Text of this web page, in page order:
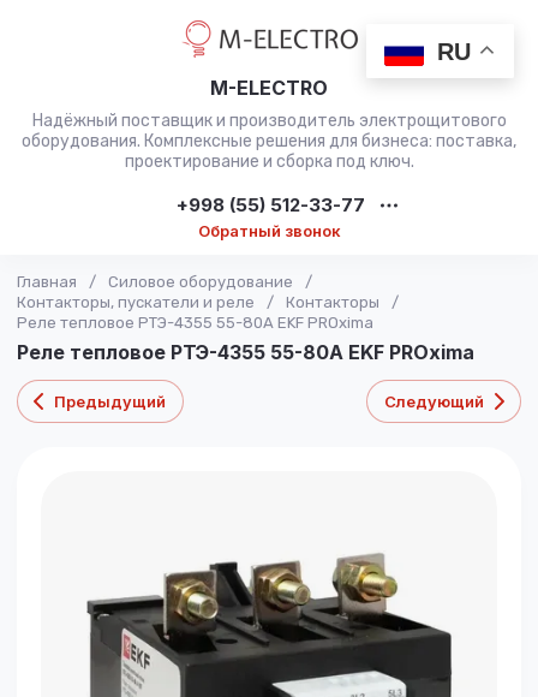
RU
M-ELECTRO
Надёжный поставщик и производитель электрощитового
оборудования. Комплексные решения для бизнеса: поставка,
проектирование и сборка под ключ.
+998 (55) 512-33-77
Обратный звонок
Главная / Силовое оборудование
/
Контакторы, пускатели и реле
/ Контакторы
/
Реле тепловое РТЭ-4355 55-80А EKF PROxima
Реле тепловое РТЭ-4355 55-80А EKF PROxima
Предыдущий Следующий